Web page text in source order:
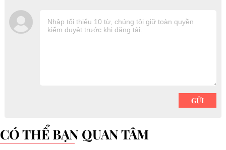
CÓ THỂ BẠN QUAN TÂM